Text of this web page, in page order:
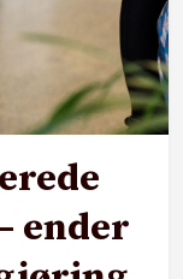
ender